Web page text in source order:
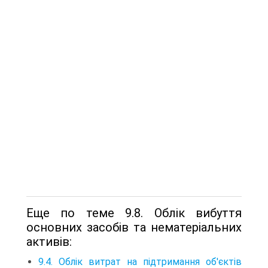
Еще по теме 9.8. Облік вибуття
основних засобів та нематеріальних
активів:
9.4. Облік витрат на підтримання об'єктів